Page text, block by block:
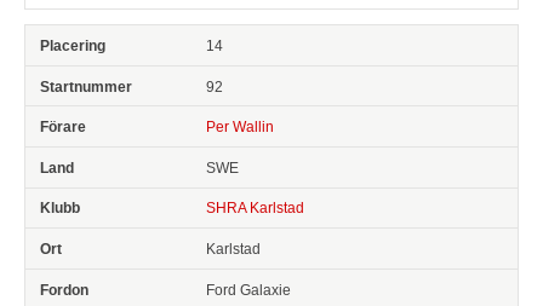
14
92
Per Wallin
SWE
SHRA Karlstad
Karlstad
Ford Galaxie